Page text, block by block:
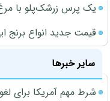
یک پرس زرشک‌پلو با
قیمت جدید انواع برنج ایرانی
سایر خبرها
شرط مهم آمریکا برای